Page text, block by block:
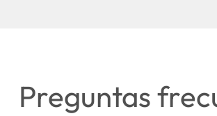
Preguntas